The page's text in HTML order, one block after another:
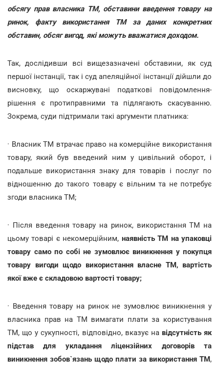
обсягу прав власника ТМ, обставини введення товару на
ринок, факту використання ТМ за даних конкретних
обставин, обсяг вигод, які можуть вважатися доходом.
Так, дослідивши всі вищезазначені обставини, як суд
першої інстанції, так і суд апеляційної інстанції дійшли до
висновку, що оскаржувані податкові повідомлення-
рішення є протиправними та підлягають скасуванню.
Зокрема, суди підтримали такі аргументи платника:
· Власник ТМ втрачає право на комерційне використання
товару, який був введений ним у цивільний оборот, і
подальше використання знаку для товарів і послуг по
відношенню до такого товару є вільним та не потребує
згоди власника ТМ;
· Після введення товару на ринок, використання ТМ на
цьому товарі є некомерційним, наявність ТМ на упаковці
товару само по собі не зумовлює виникнення у покупця
товару вигоди щодо використання власне ТМ, вартість
якої вже є складовою вартості товару;
· Введення товару на ринок не зумовлює виникнення у
власника прав на ТМ вимагати плати за користування
ТМ, що у сукупності, відповідно, вказує на відсутність як
підстав для укладання ліцензійних договорів та
виникнення зобов`язань щодо плати за використання ТМ,